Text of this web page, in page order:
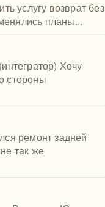
услугу возврат без
планы...
Хочу
стороны
ремонт задней
так же